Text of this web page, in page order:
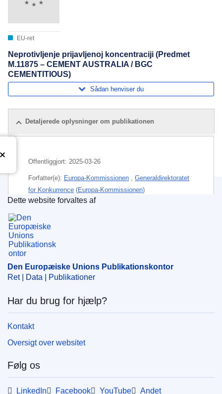
EU-ret
Neprotivljenje prijavljenoj koncentraciji (Predmet
M.11875 – CEMENT AUSTRALIA / BGC
CEMENTITIOUS)
Sådan henviser du
Detaljerede oplysninger om publikationen
Offentliggjort: 2025-03-26
Forfatter(e): Europa-Kommissionen , Generaldirektoratet
for Konkurrence (Europa-Kommissionen)
økonomisk koncentration
CELEX : 52025M11875(01)
OJ : C_202501850
Den Europæiske Unions Publikationskontor
Dette website forvaltes af
Den Europæiske Unions Publikationskontor
Ret | Data | Publikationer
Har du brug for hjælp?
Kontakt
Oversigt over websitet
Følg os
LinkedIn Facebook YouTube Andet